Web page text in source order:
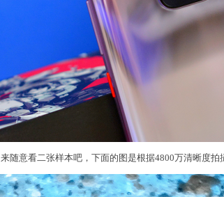
来随意看二张样本吧，下面的图是根据4800万清晰度